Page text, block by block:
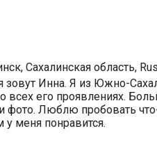
Сахалинская область,
зовут Инна. Я из Южно-
всех его проявлениях.
фото. Люблю пробовать
меня понравится.